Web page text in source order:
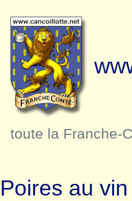
toute la Franche-
Poires au vin